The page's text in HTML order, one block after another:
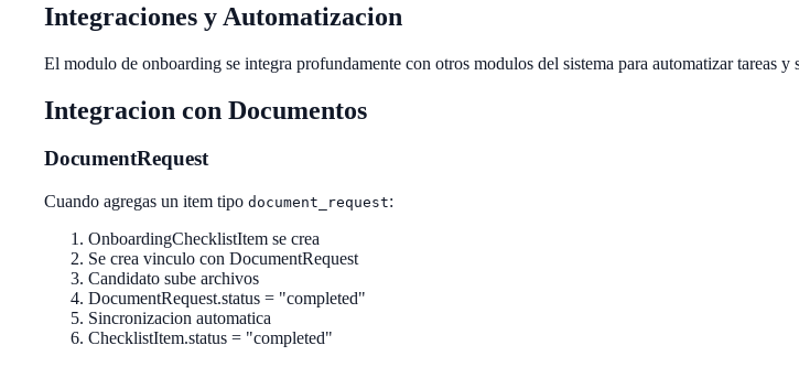
Integraciones y Automatizacion
El modulo de onboarding se integra profundamente con otros modulos del sistema para automatizar tareas
Integracion con Documentos
DocumentRequest
Cuando agregas un item tipo document_request:
OnboardingChecklistItem se crea
Se crea vinculo con DocumentRequest
Candidato sube archivos
DocumentRequest.status = "completed"
Sincronizacion automatica
ChecklistItem.status = "completed"